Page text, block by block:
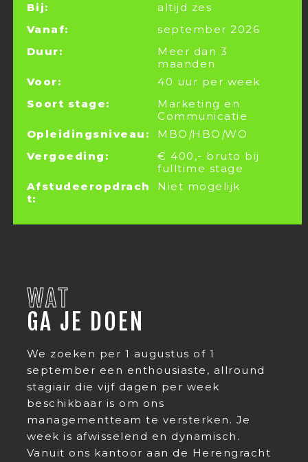
Bij:
altijd zes
Vanaf:
september 2026
Duur:
Meer dan 3
maanden
Voor:
40 uur per week
Soort stage:
Marketing en
Communicatie
Opleidingsniveau:
MBO |HBO |WO
Vergoeding:
€ 400,- bruto bij
fulltime stage
Afstudeeropdrach
t:
Niet mogelijk
WAT
GA JE DOEN
We zoeken per 1 augustus of 1
september een enthousiaste, allround
stagiair die vijf dagen per week
beschikbaar is om ons
managementteam te versterken. Je
week is afwisselend en dynamisch.
Vanuit ons kantoor aan de Herengracht